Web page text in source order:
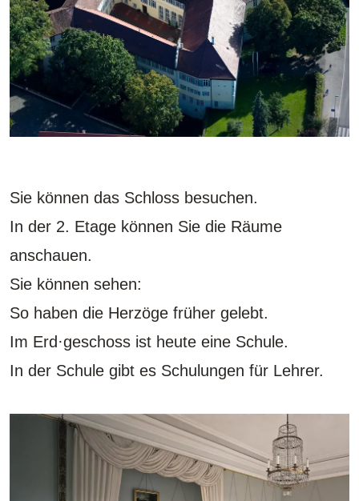
Sie können das Schloss besuchen.
In der 2. Etage können Sie die Räume
anschauen.
Sie können sehen:
So haben die Herzöge früher gelebt.
Im Erd·geschoss ist heute eine Schule.
In der Schule gibt es Schulungen für Lehrer.